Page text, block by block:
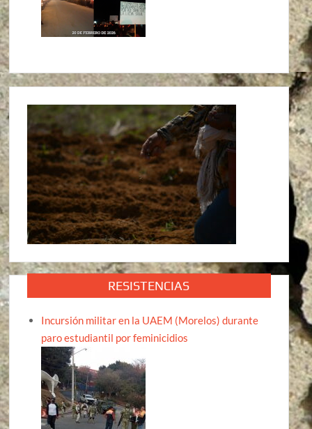
RESISTENCIAS
Incursión militar en la UAEM (Morelos) durante
paro estudiantil por feminicidios